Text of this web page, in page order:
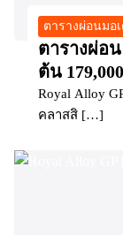
ตารางผ่อนมอ
ตารางผ่อน
ต้น
Royal Alloy
คลาสสิ […]